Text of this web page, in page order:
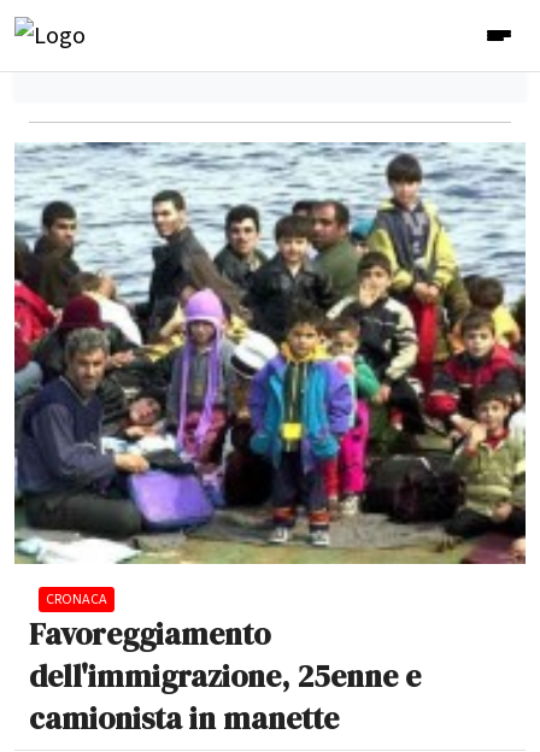
CRONACA
Favoreggiamento
dell'immigrazione, 25enne e
camionista in manette